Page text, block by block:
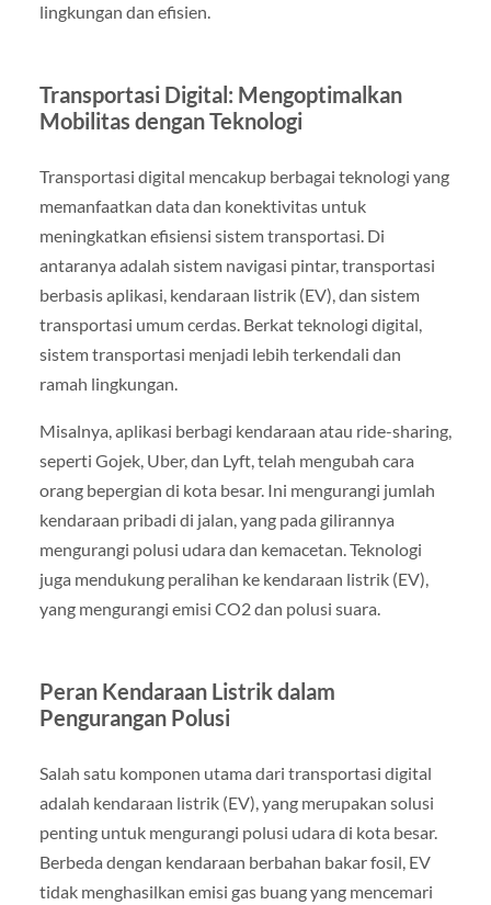
lingkungan dan efisien.
Transportasi Digital: Mengoptimalkan
Mobilitas dengan Teknologi
Transportasi digital mencakup berbagai teknologi yang
memanfaatkan data dan konektivitas untuk
meningkatkan efisiensi sistem transportasi. Di
antaranya adalah sistem navigasi pintar, transportasi
berbasis aplikasi, kendaraan listrik (EV), dan sistem
transportasi umum cerdas. Berkat teknologi digital,
sistem transportasi menjadi lebih terkendali dan
ramah lingkungan.
Misalnya, aplikasi berbagi kendaraan atau ride-sharing,
seperti Gojek, Uber, dan Lyft, telah mengubah cara
orang bepergian di kota besar. Ini mengurangi jumlah
kendaraan pribadi di jalan, yang pada gilirannya
mengurangi polusi udara dan kemacetan. Teknologi
juga mendukung peralihan ke kendaraan listrik (EV),
yang mengurangi emisi CO2 dan polusi suara.
Peran Kendaraan Listrik dalam
Pengurangan Polusi
Salah satu komponen utama dari transportasi digital
adalah kendaraan listrik (EV), yang merupakan solusi
penting untuk mengurangi polusi udara di kota besar.
Berbeda dengan kendaraan berbahan bakar fosil, EV
tidak menghasilkan emisi gas buang yang mencemari